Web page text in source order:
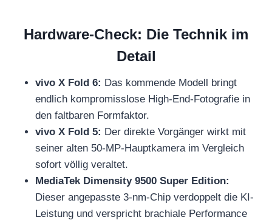
Hardware-Check: Die Technik im
Detail
vivo X Fold 6: Das kommende Modell bringt
endlich kompromisslose High-End-Fotografie in
den faltbaren Formfaktor.
vivo X Fold 5: Der direkte Vorgänger wirkt mit
seiner alten 50-MP-Hauptkamera im Vergleich
sofort völlig veraltet.
MediaTek Dimensity 9500 Super Edition:
Dieser angepasste 3-nm-Chip verdoppelt die KI-
Leistung und verspricht brachiale Performance